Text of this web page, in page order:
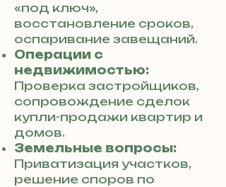
«под ключ»,
восстановление сроков,
оспаривание завещаний.
Операции с
недвижимостью:
Проверка застройщиков,
сопровождение сделок
купли-продажи квартир и
домов.
Земельные вопросы:
Приватизация участков,
решение споров по